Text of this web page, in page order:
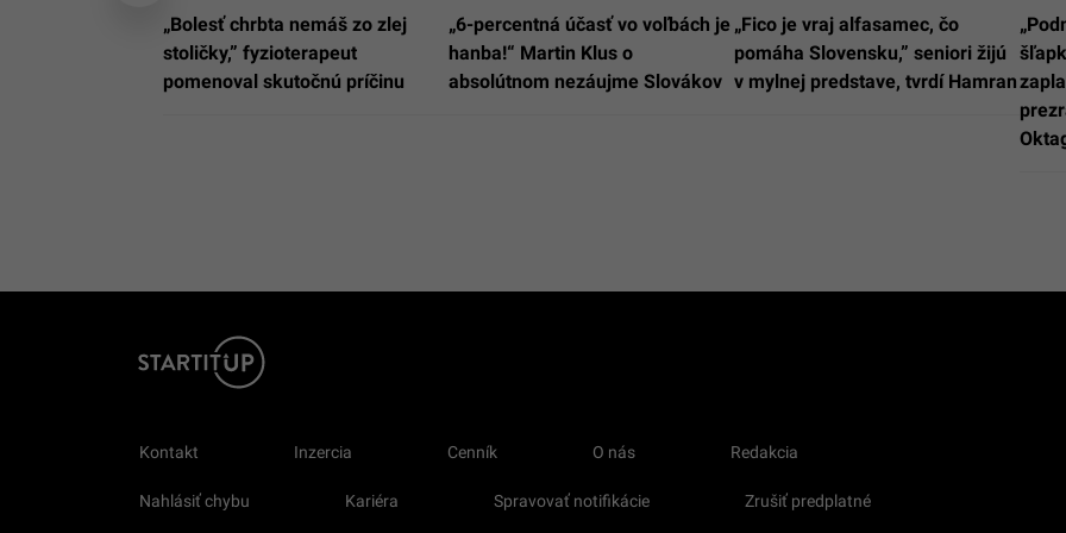
„Bolesť chrbta nemáš zo zlej
stoličky,” fyzioterapeut
pomenoval skutočnú príčinu
„6-percentná účasť vo voľbách je
hanba!“ Martin Klus o
absolútnom nezáujme Slovákov
„Fico je vraj alfasamec, čo
pomáha Slovensku,” seniori žijú
v mylnej predstave, tvrdí Hamran
Kontakt Inzercia Cenník O nás Redakcia
Nahlásiť chybu Kariéra Spravovať notifikácie Zrušiť predplatné